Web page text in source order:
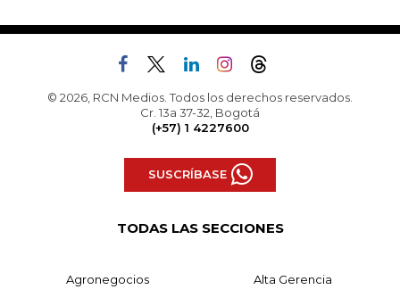
© 2026, RCN Medios. Todos los derechos reservados.
Cr. 13a 37-32, Bogotá
(+57) 1 4227600
SUSCRÍBASE
TODAS LAS SECCIONES
Agronegocios Alta Gerencia